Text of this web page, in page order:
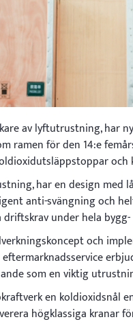
av lyftutrustning,
ramen för den 14:e
har en design med
anti-svängning och
under hela
och
som en viktig
en koldioxidsnål
högklassiga kranar